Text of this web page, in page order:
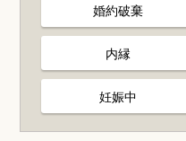
婚約破棄
内縁
妊娠中